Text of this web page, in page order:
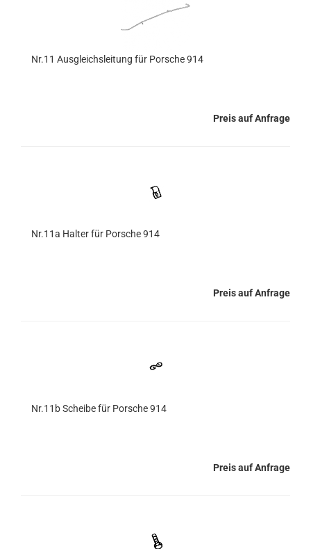
Nr.11 Ausgleichsleitung für Porsche 914
Preis auf Anfrage
Nr.11a Halter für Porsche 914
Preis auf Anfrage
Nr.11b Scheibe für Porsche 914
Preis auf Anfrage